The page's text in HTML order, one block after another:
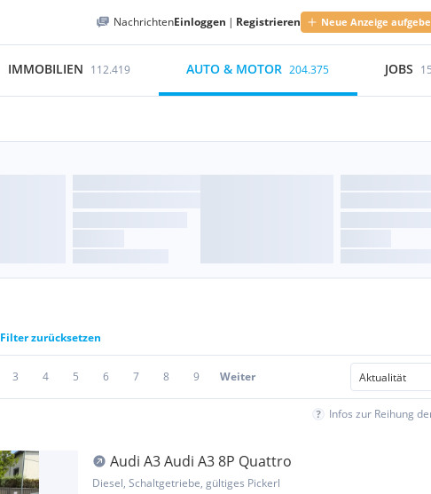
NachrichtenEinloggen | Registrieren Neue Anzeige
IMMOBILIEN 112.419 AUTO & MOTOR 204.375 JOBS
Filter zurücksetzen
3 4 5 6 7 8 9 Weiter
Infos zur Reihung
Audi A3 Audi A3 8P Quattro
Diesel, Schaltgetriebe, gültiges Pickerl